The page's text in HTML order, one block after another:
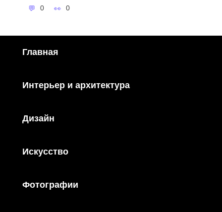
0 0
Главная
Интерьер и архитектура
Дизайн
Искусство
Фотографии